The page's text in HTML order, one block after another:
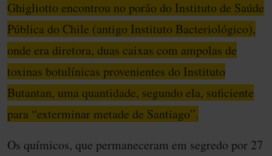
Ghigliotto encontrou no porão do Instituto de Saúde
Pública do Chile (antigo Instituto Bacteriológico),
onde era diretora, duas caixas com ampolas de
toxinas botulínicas provenientes do Instituto
Butantan, uma quantidade, segundo ela, suficiente
para “exterminar metade de Santiago”.
Os químicos, que permaneceram em segredo por 27